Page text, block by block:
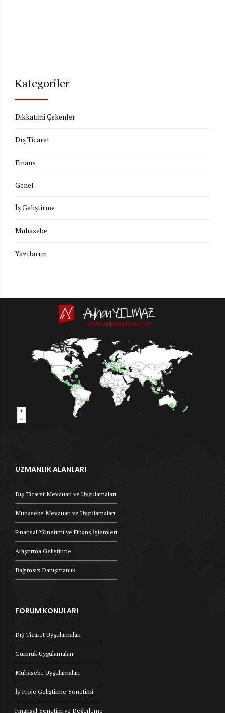
Kategoriler
Dikkatimi Çekenler
Dış Ticaret
Finans
Genel
İş Geliştirme
Muhasebe
Yazılarım
UZMANLIK ALANLARI
Dış Ticaret Mevzuatı ve Uygulamaları
Muhasebe Mevzuatı ve Uygulamaları
Finansal Yönetimi ve Finans İşlemleri
Araştırma Geliştirme
Bağımsız Danışmanlık
FORUM KONULARI
Dış Ticaret Uygulamaları
Gümrük Uygulamaları
Muhasebe Uygulamaları
İş Proje Geliştirme Yönetimi
Finansal Yönetim ve Değerleme